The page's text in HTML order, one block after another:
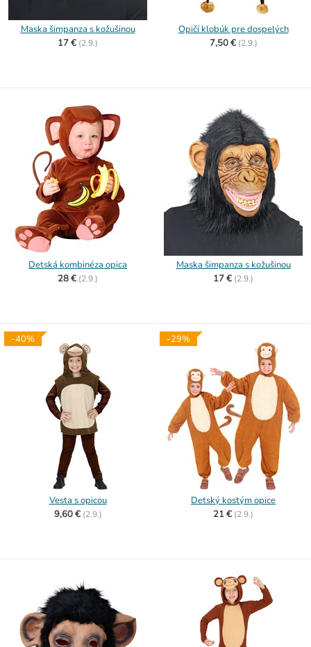
Maska šimpanza s kožušinou
17 € (2.9.)
Opičí klobúk pre dospelých
7,50 € (2.9.)
Detská kombinéza opica
28 € (2.9.)
Maska šimpanza s kožušinou
17 € (2.9.)
-40%
Vesta s opicou
9,60 € (2.9.)
-29%
Detský kostým opice
21 € (2.9.)